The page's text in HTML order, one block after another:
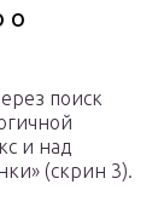
о
поиск
и над
(скрин 3).